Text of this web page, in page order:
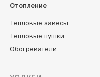
Отопление
Тепловые завесы
Тепловые пушки
Обогреватели